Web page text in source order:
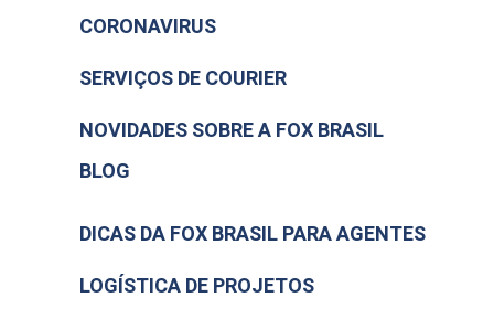
CORONAVIRUS
SERVIÇOS DE COURIER
NOVIDADES SOBRE A FOX BRASIL
BLOG
DICAS DA FOX BRASIL PARA AGENTES
LOGÍSTICA DE PROJETOS